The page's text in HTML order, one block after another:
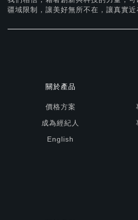
疆域限制，讓美好無所不在， 讓真實近
關於產品
價格方案
成為經紀人
English